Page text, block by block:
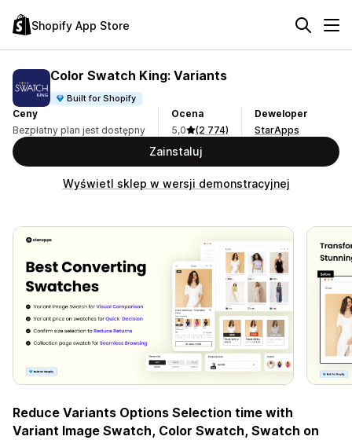
Shopify App Store
Color Swatch King: Variants
Built for Shopify
Ceny
Bezpłatny plan jest dostępny
Ocena
5,0
(2 774)
Deweloper
StarApps
Zainstaluj
Wyświetl sklep w wersji demonstracyjnej
Reduce Variants Options Selection time with
Variant Image Swatch, Color Swatch, Swatch on